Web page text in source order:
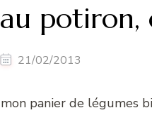
21/02/2013
panier de légumes